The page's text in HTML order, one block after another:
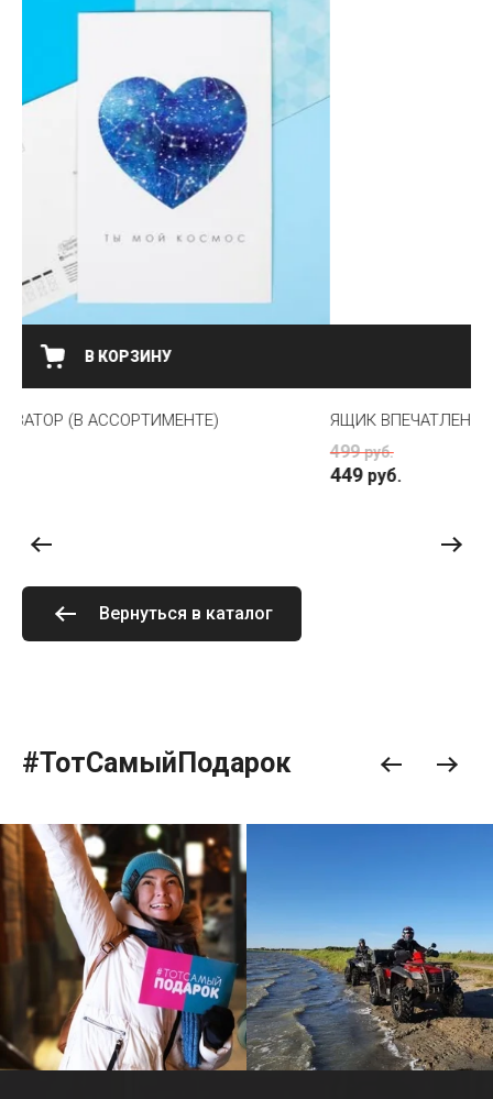
ЯЩИК ВПЕЧАТЛЕНИЙ (ДЕРЕВО)
Вернуться в каталог
#ТотСамыйПодарок